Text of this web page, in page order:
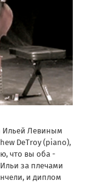
Ильей Левиным
DeTroy (piano),
что вы оба -
за плечами
и диплом